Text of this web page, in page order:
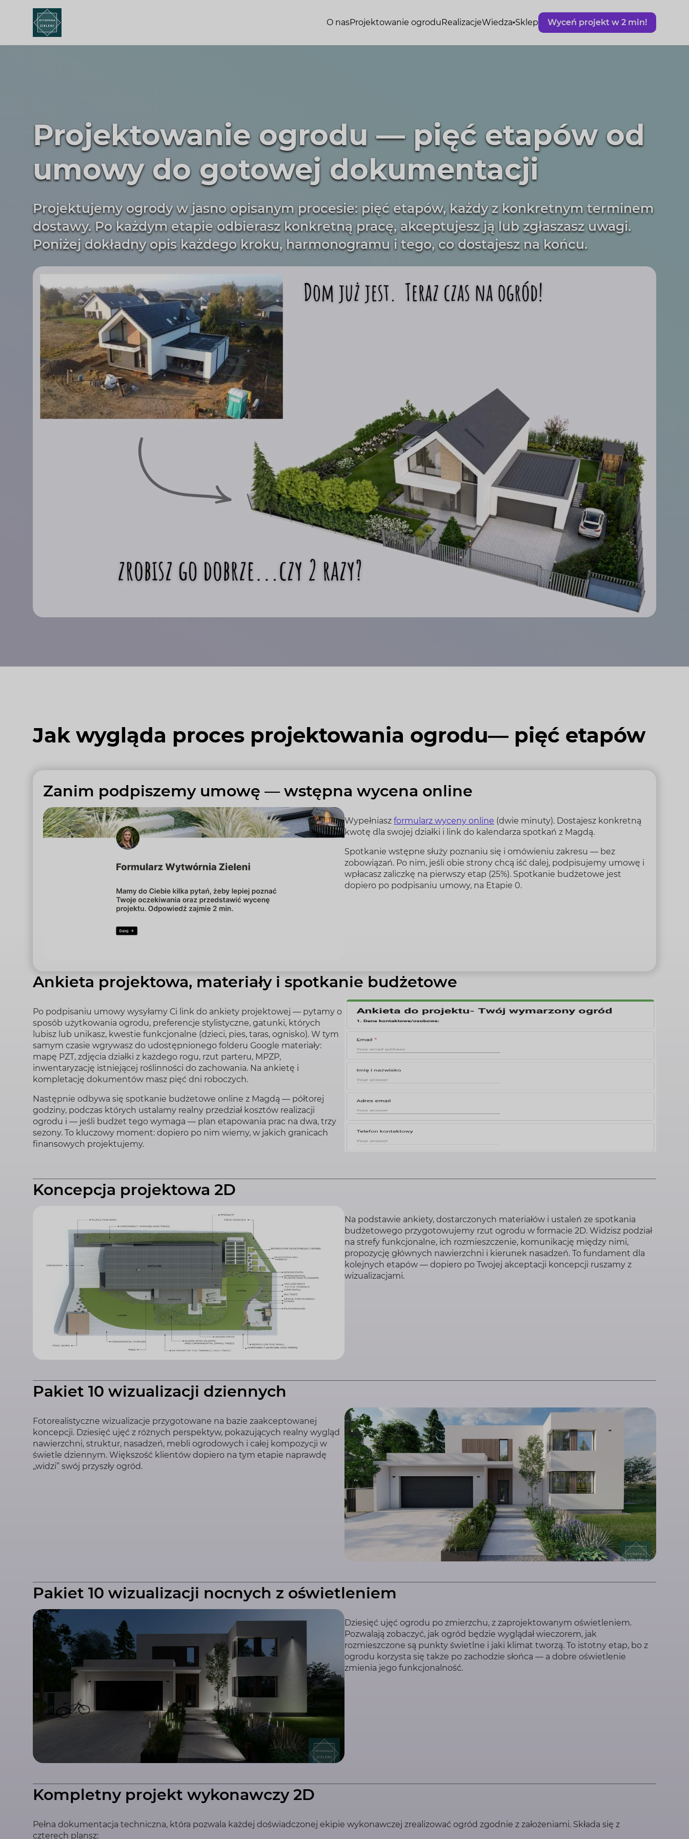
O nasProjektowanie ogroduRealizacjeWiedza Sklep Wyceń projekt w 2 min!
Projektowanie ogrodu — pięć etapów od
umowy do gotowej dokumentacji
Projektujemy ogrody w jasno opisanym procesie: pięć etapów, każdy z konkretnym terminem
dostawy. Po każdym etapie odbierasz konkretną pracę, akceptujesz ją lub zgłaszasz uwagi.
Poniżej dokładny opis każdego kroku, harmonogramu i tego, co dostajesz na końcu.
Jak wygląda proces projektowania ogrodu— pięć etapów
Zanim podpiszemy umowę — wstępna wycena online
Wypełniasz formularz wyceny online (dwie minuty). Dostajesz konkretną
kwotę dla swojej działki i link do kalendarza spotkań z Magdą.
Spotkanie wstępne służy poznaniu się i omówieniu zakresu — bez
zobowiązań. Po nim, jeśli obie strony chcą iść dalej, podpisujemy umowę i
wpłacasz zaliczkę na pierwszy etap (25%). Spotkanie budżetowe jest
dopiero po podpisaniu umowy, na Etapie 0.
Ankieta projektowa, materiały i spotkanie budżetowe
Po podpisaniu umowy wysyłamy Ci link do ankiety projektowej — pytamy o
sposób użytkowania ogrodu, preferencje stylistyczne, gatunki, których
lubisz lub unikasz, kwestie funkcjonalne (dzieci, pies, taras, ognisko). W tym
samym czasie wgrywasz do udostępnionego folderu Google materiały:
mapę PZT, zdjęcia działki z każdego rogu, rzut parteru, MPZP,
inwentaryzację istniejącej roślinności do zachowania. Na ankietę i
kompletację dokumentów masz pięć dni roboczych.
Następnie odbywa się spotkanie budżetowe online z Magdą — półtorej
godziny, podczas których ustalamy realny przedział kosztów realizacji
ogrodu i — jeśli budżet tego wymaga — plan etapowania prac na dwa, trzy
sezony. To kluczowy moment: dopiero po nim wiemy, w jakich granicach
finansowych projektujemy.
Koncepcja projektowa 2D
Na podstawie ankiety, dostarczonych materiałów i ustaleń ze spotkania
budżetowego przygotowujemy rzut ogrodu w formacie 2D. Widzisz podział
na strefy funkcjonalne, ich rozmieszczenie, komunikację między nimi,
propozycję głównych nawierzchni i kierunek nasadzeń. To fundament dla
kolejnych etapów — dopiero po Twojej akceptacji koncepcji ruszamy z
wizualizacjami.
Pakiet 10 wizualizacji dziennych
Fotorealistyczne wizualizacje przygotowane na bazie zaakceptowanej
koncepcji. Dziesięć ujęć z różnych perspektyw, pokazujących realny wygląd
nawierzchni, struktur, nasadzeń, mebli ogrodowych i całej kompozycji w
świetle dziennym. Większość klientów dopiero na tym etapie naprawdę
„widzi” swój przyszły ogród.
Pakiet 10 wizualizacji nocnych z oświetleniem
Dziesięć ujęć ogrodu po zmierzchu, z zaprojektowanym oświetleniem.
Pozwalają zobaczyć, jak ogród będzie wyglądał wieczorem, jak
rozmieszczone są punkty świetlne i jaki klimat tworzą. To istotny etap, bo z
ogrodu korzysta się także po zachodzie słońca — a dobre oświetlenie
zmienia jego funkcjonalność.
Kompletny projekt wykonawczy 2D
Pełna dokumentacja techniczna, która pozwala każdej doświadczonej ekipie wykonawczej zrealizować ogród zgodnie z założeniami. Składa się z
czterech plansz: